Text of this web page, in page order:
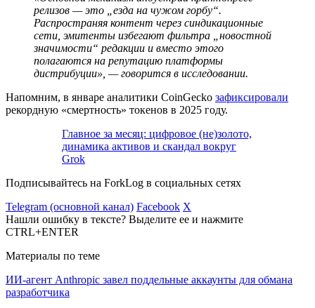
релизов — это „езда на чужом горбу“.
Распространяя контент через синдикационные
сети, эмитенты избегают фильтра „новостной
значимости“ редакции и вместо этого
полагаются на репутацию платформы
дистрибуции», — говорится в исследовании.
Напомним, в январе аналитики CoinGecko зафиксировали
рекордную «смертность» токенов в 2025 году.
Главное за месяц: цифровое (не)золото,
динамика активов и скандал вокруг
Grok
Подписывайтесь на ForkLog в социальных сетях
Telegram (основной канал) Facebook X
Нашли ошибку в тексте? Выделите ее и нажмите
CTRL+ENTER
Материалы по теме
ИИ-агент Anthropic завел поддельные аккаунты для обмана
разработчика